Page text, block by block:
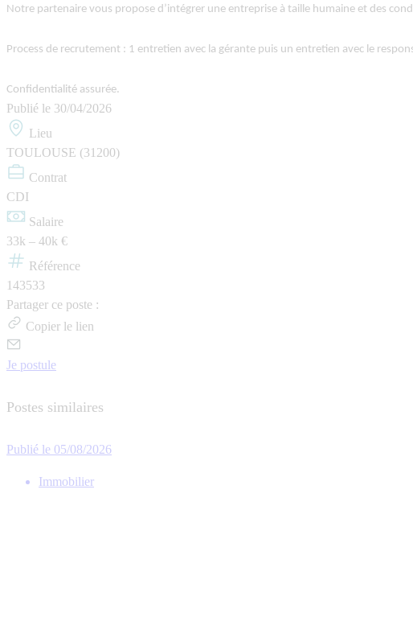
Notre partenaire vous propose d’intégrer une entreprise à taille humaine et des
Process de recrutement : 1 entretien avec la gérante puis un entretien avec le
Confidentialité assurée.
Publié le 30/04/2026
Lieu
TOULOUSE (31200)
Contrat
CDI
Salaire
33k – 40k €
Référence
143533
Partager ce poste :
Copier le lien
Je postule
Postes similaires
Publié le 05/08/2026
Immobilier